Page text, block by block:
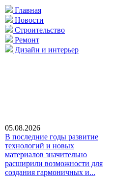
Главная
Новости
Строительство
Ремонт
Дизайн и интерьер
05.08.2026
В последние годы развитие
технологий и новых
материалов значительно
расширили возможности для
создания гармоничных и...